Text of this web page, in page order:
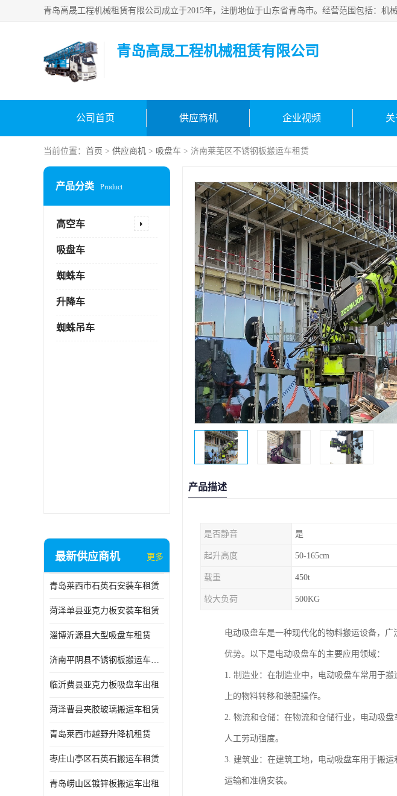
青岛高晟工程机械租赁有限公司
公司首页 供应商机 企业视频 关
当前位置： 首页 > 供应商机 > 吸盘车 > 济南莱芜区不锈钢板搬运车租赁
产品分类 Product
高空车
吸盘车
蜘蛛车
升降车
蜘蛛吊车
最新供应商机 更多
青岛莱西市石英石安装车租赁
菏泽单县亚克力板安装车租赁
淄博沂源县大型吸盘车租赁
济南平阴县不锈钢板搬运车出租
临沂费县亚克力板吸盘车出租
菏泽曹县夹胶玻璃搬运车租赁
青岛莱西市越野升降机租赁
枣庄山亭区石英石搬运车租赁
青岛崂山区镀锌板搬运车出租
产品描述
是否静音 是
起升高度 50-165cm
载重 450t
较大负荷 500KG
电动吸盘车是一种现代化的物料搬运设备，
优势。以下是电动吸盘车的主要应用领域：
1. 制造业：在制造业中，电动吸盘车常用于
上的物料转移和装配操作。
2. 物流和仓储：在物流和仓储行业，电动吸
人工劳动强度。
3. 建筑业：在建筑工地，电动吸盘车用于搬
运输和准确安装。